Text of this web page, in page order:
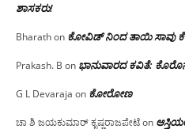
ಶಾಸಕರು!
Bharathon ಕೋವಿಡ್ ನಿಂದ ತಾಯಿ ಸಾವು
Prakash. B on ಭಾನುವಾರದ ಕವಿತೆ:
G L Devaraja on ಕೋರೋಣ
ಚಾ ಶಿ ಜಯಕುಮಾರ್ ಕೃಷ್ಣರಾಜಪೇಟೆon